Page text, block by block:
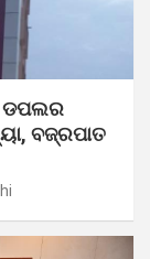
ଡପଲର
ବଜ୍ରପାତ